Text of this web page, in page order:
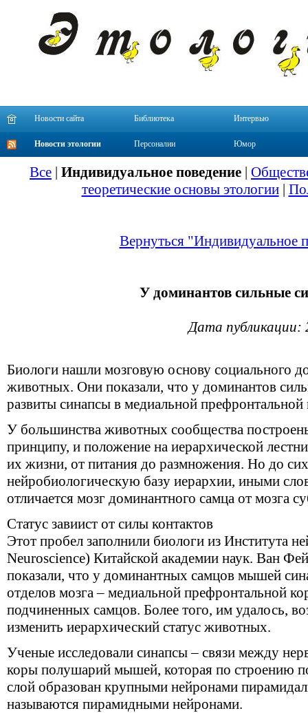
Новости сайта Библиотека Интервью
Новости этологии Персоналии Юмор
Все | Индивидуальное поведение |
теоретические основы этологии|
Вернуться "Индивидуальное
У доминантов сильные
Дата публикации:
Биологи нашли мозговую основу социального
животных. Они показали, что у доминантов
развиты синапсы в медиальной
У большинства животных сообщества
принципу, и положение на иерархической
их жизни, от питания до размножения. Но до
нейробиологическую базу иерархии, иными
отличается мозг доминантного самца от мозга
Статус завиист от силы контактов
Этот пробел заполнили биологи из Института
Neuroscience) Китайской академии наук. Ван
показали, что у доминантных самцов мышей
отделов мозга – медиальной префронтальной
подчиненных самцов. Более того, им удалось,
изменить иерархический статус животных.
Ученые исследовали синапсы – связи между
коры полушарий мышей, которая по строению
слой образован крупными нейронами
называются пирамидными нейронами.